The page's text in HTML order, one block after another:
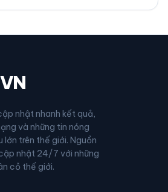
nhật nhanh kết quả,
và những tin nóng
trên thế giới. Nguồn
nhật 24/7 với những
cỏ thế giới.